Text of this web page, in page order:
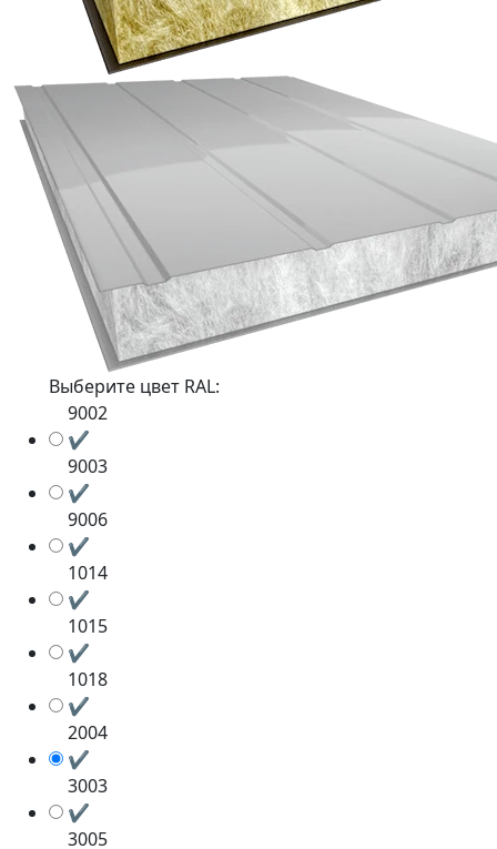
Выберите цвет RAL:
9002
✔
9003
✔
9006
✔
1014
✔
1015
✔
1018
✔
2004
✔
3003
✔
3005